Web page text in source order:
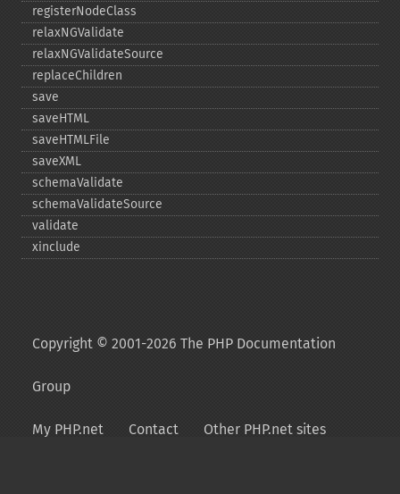
registerNodeClass
relaxNGValidate
relaxNGValidateSource
replaceChildren
save
saveHTML
saveHTMLFile
saveXML
schemaValidate
schemaValidateSource
validate
xinclude
Copyright © 2001-2026 The PHP Documentation
Group
My PHP.net Contact Other PHP.net sites